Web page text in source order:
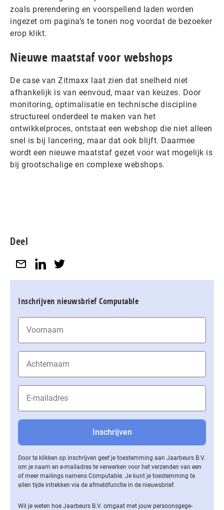
zoals prerendering en voorspellend laden worden
ingezet om pagina’s te tonen nog voordat de bezoeker
erop klikt.
Nieuwe maatstaf voor webshops
De case van Zitmaxx laat zien dat snelheid niet
afhankelijk is van eenvoud, maar van keuzes. Door
monitoring, optimalisatie en technische discipline
structureel onderdeel te maken van het
ontwikkelproces, ontstaat een webshop die niet alleen
snel is bij lancering, maar dat ook blijft. Daarmee
wordt een nieuwe maatstaf gezet voor wat mogelijk is
bij grootschalige en complexe webshops.
Deel
Inschrijven nieuwsbrief Computable
Door te klikken op inschrijven geef je toestemming aan Jaarbeurs B.V.
om je naam en e-mailadres te verwerken voor het verzenden van een
of meer mailings namens Computable. Je kunt je toestemming te
allen tijde intrekken via de af­meld­func­tie in de nieuwsbrief.
Wil je weten hoe Jaarbeurs B.V. omgaat met jouw per­soons­ge­ge­